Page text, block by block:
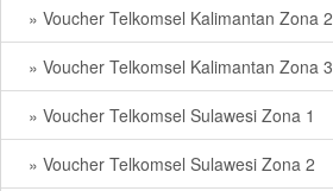
» Voucher Telkomsel Kalimantan Zona 2
» Voucher Telkomsel Kalimantan Zona 3
» Voucher Telkomsel Sulawesi Zona 1
» Voucher Telkomsel Sulawesi Zona 2